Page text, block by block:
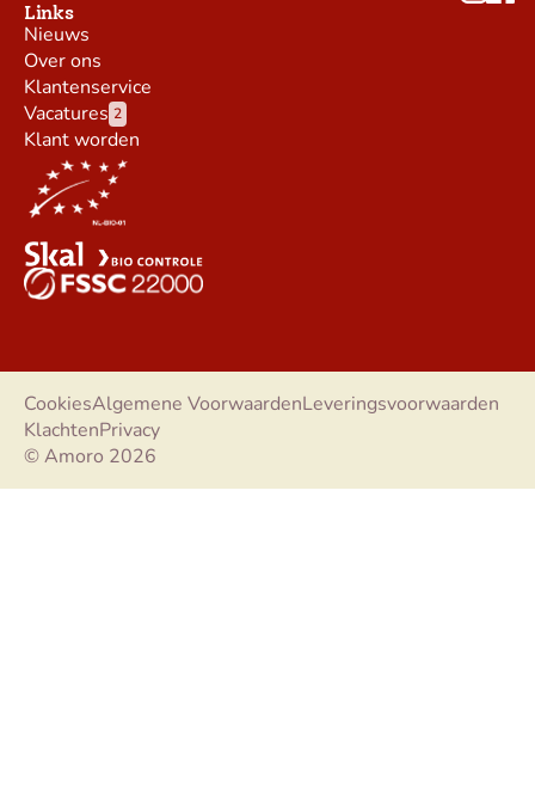
Links
Nieuws
Over ons
Klantenservice
Vacatures 2
Klant worden
© Amoro 2026
CookiesAlgemene VoorwaardenLeveringsvoorwaarden
KlachtenPrivacy